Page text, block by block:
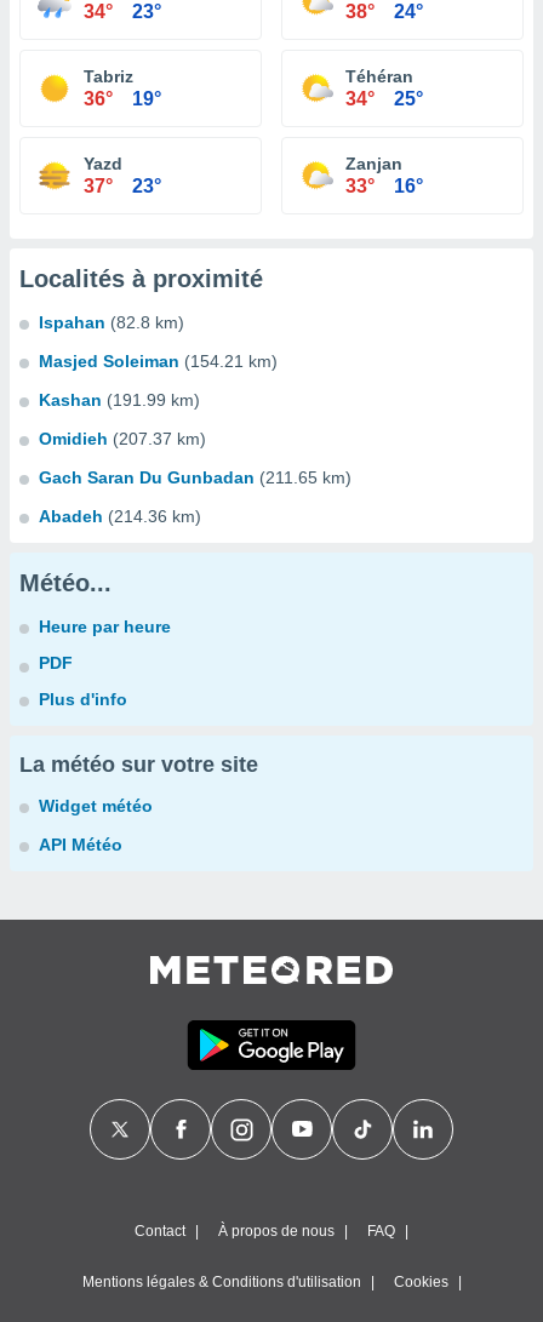
34° 23° 38° 24°
Tabriz
36° 19°
Téhéran
34° 25°
Yazd
37° 23°
Zanjan
33° 16°
Localités à proximité
Ispahan (82.8 km)
Masjed Soleiman (154.21 km)
Kashan (191.99 km)
Omidieh (207.37 km)
Gach Saran Du Gunbadan (211.65 km)
Abadeh (214.36 km)
Météo...
Heure par heure
PDF
Plus d'info
La météo sur votre site
Widget météo
API Météo
Contact À propos de nous FAQ
Mentions légales & Conditions d'utilisation Cookies